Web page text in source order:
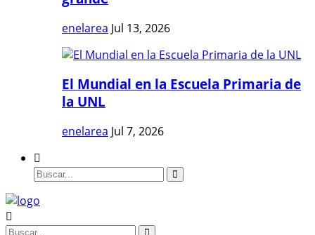
enelarea Jul 13, 2026
El Mundial en la Escuela Primaria de
la UNL
enelarea Jul 7, 2026